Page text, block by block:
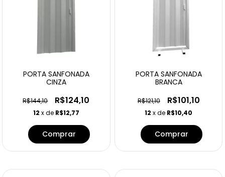
PORTA SANFONADA
CINZA
R$144,10 R$124,10
12 x de R$12,77
Comprar
PORTA SANFONADA
BRANCA
R$121,10 R$101,10
12 x de R$10,40
Comprar